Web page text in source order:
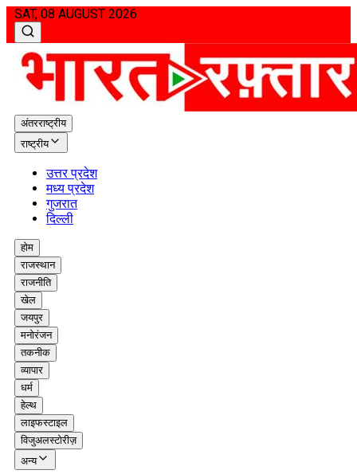
SAT, 08 AUGUST 2026
अंतरराष्ट्रीय
राष्ट्रीय
उत्तर प्रदेश
मध्य प्रदेश
गुजरात
दिल्ली
होम
राजस्थान
राजनीति
खेल
जयपुर
मनोरंजन
तकनीक
व्यापार
धर्म
हेल्थ
लाइफस्टाइल
विजुअलस्टोरीज़
अन्य